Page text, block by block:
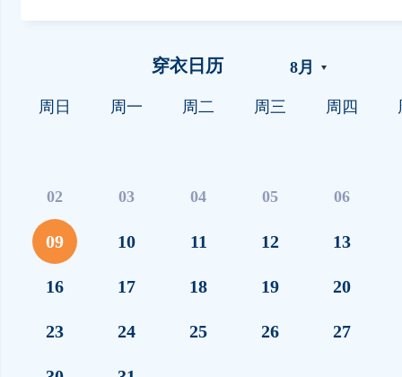
穿衣日历 8月
周日 周一 周二 周三 周四
02 03 04 05 06
09 10 11 12 13
16 17 18 19 20
23 24 25 26 27